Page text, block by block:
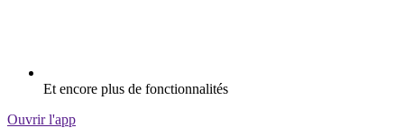
Et encore plus de fonctionnalités
Ouvrir l'app